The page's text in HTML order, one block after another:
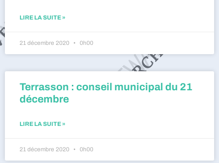
LIRE LA SUITE »
21 décembre 2020 0h00
Terrasson : conseil municipal du 21
décembre
LIRE LA SUITE »
21 décembre 2020 0h00